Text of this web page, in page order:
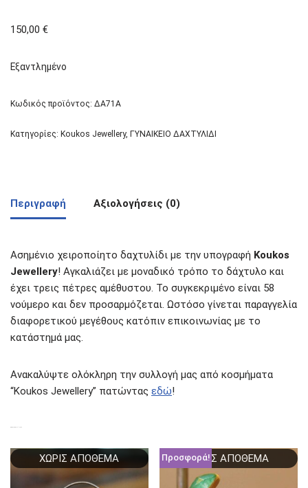
150,00 €
Εξαντλημένο
Κωδικός προϊόντος: ΔΑ71Α
Κατηγορίες: Koukos Jewellery, ΓΥΝΑΙΚΕΙΟ ΔΑΧΤΥΛΙΔΙ
Περιγραφή Αξιολογήσεις (0)
Ασημένιο χειροποίητο δαχτυλίδι με την υπογραφή Koukos
Jewellery! Αγκαλιάζει με μοναδικό τρόπο το δάχτυλο και
έχει τρεις πέτρες αμέθυστου. Το συγκεκριμένο είναι 58
νούμερο και δεν προσαρμόζεται. Ωστόσο γίνεται παραγγελία
διαφορετικού μεγέθους κατόπιν επικοινωνίας με το
κατάστημά μας.
Ανακαλύψτε ολόκληρη την συλλογή μας από κοσμήματα
“Koukos Jewellery” πατώντας εδώ!
ΧΩΡΊΣ ΑΠΌΘΕΜΑ ΧΩΡΊΣ ΑΠΌΘΕΜΑ
Προσφορά!